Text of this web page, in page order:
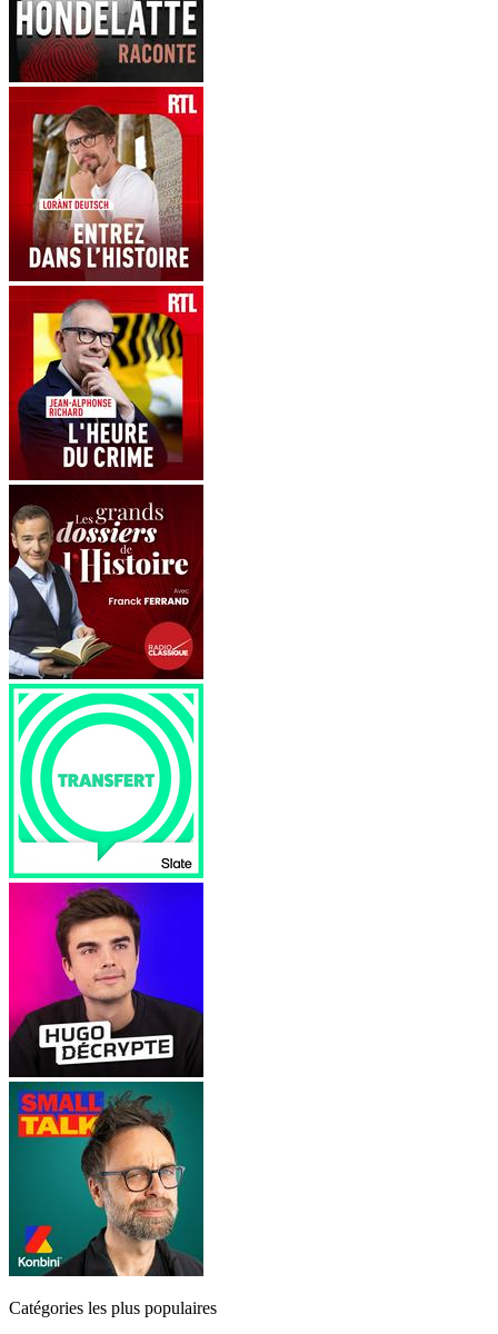
Catégories les plus populaires